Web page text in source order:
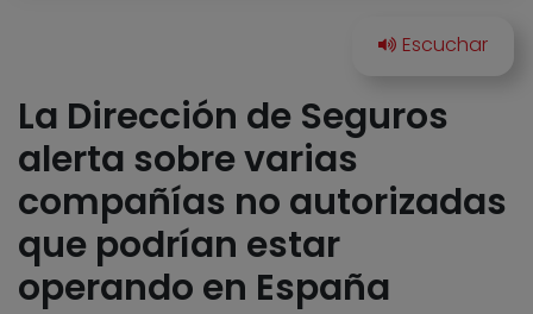
La Dirección de Seguros
alerta sobre varias
compañías no autorizadas
que podrían estar
operando en España